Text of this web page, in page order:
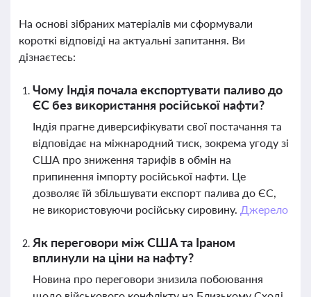
На основі зібраних матеріалів ми сформували
короткі відповіді на актуальні запитання. Ви
дізнаєтесь:
Чому Індія почала експортувати паливо до
ЄС без використання російської нафти?
Індія прагне диверсифікувати свої постачання та
відповідає на міжнародний тиск, зокрема угоду зі
США про зниження тарифів в обмін на
припинення імпорту російської нафти. Це
дозволяє їй збільшувати експорт палива до ЄС,
не використовуючи російську сировину. Джерело
Як переговори між США та Іраном
вплинули на ціни на нафту?
Новина про переговори знизила побоювання